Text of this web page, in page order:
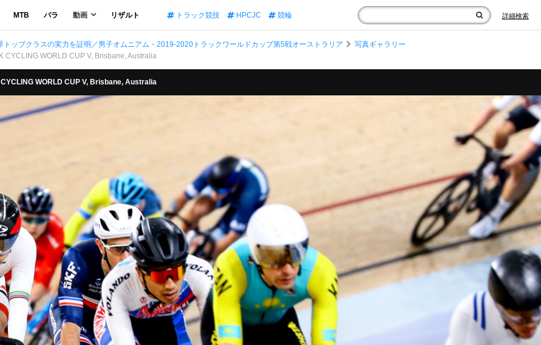
MTB パラ 動画 リザルト トラック競技 HPCJC 競輪 詳細検索
ップクラスの実力を証明／男子オムニアム・2019-2020トラックワールドカップ第5戦オーストラリア
写真ギャラリー
CYCLING WORLD CUP V, Brisbane, Australia
WORLD CUP V, Brisbane, Australia